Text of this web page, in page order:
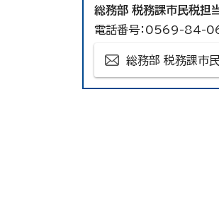
総務部 税務課市民税担
電話番号：0569-84-
総務部 税務課市